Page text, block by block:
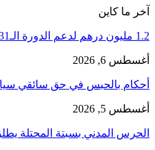
آخر ما كاين
1.2 مليون درهم لدعم الدورة الـ31 لمهرجان تطوان لسينما البحر…
أغسطس 6, 2026
أحكام بالحبس في حق سائقي
أغسطس 5, 2026
الحرس المدني بسبتة المحتلة